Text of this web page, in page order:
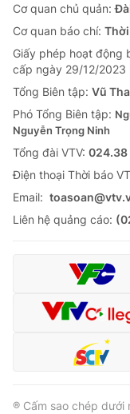
Cơ quan chủ quản:
Cơ quan báo chí:
Giấy phép hoạt động
cấp ngày 29/12/2023
Tổng Biên tập: Vũ
Phó Tổng Biên tập:
Nguyễn Trọng Ninh
Tổng đài VTV: 024.38
Ðiện thoại Thời báo
Email:
Liên hệ quảng cáo:
® Cấm sao chép dưới